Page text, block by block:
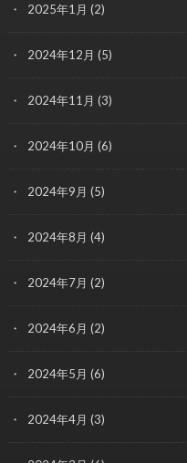
2025年1月 (2)
2024年12月 (5)
2024年11月 (3)
2024年10月 (6)
2024年9月 (5)
2024年8月 (4)
2024年7月 (2)
2024年6月 (2)
2024年5月 (6)
2024年4月 (3)